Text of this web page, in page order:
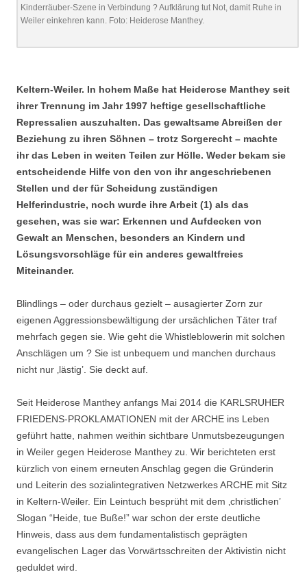
Kinderräuber-Szene in Verbindung ? Aufklärung tut Not, damit Ruhe in
Weiler einkehren kann. Foto: Heiderose Manthey.
Keltern-Weiler. In hohem Maße hat Heiderose Manthey seit
ihrer Trennung im Jahr 1997 heftige gesellschaftliche
Repressalien auszuhalten. Das gewaltsame Abreißen der
Beziehung zu ihren Söhnen – trotz Sorgerecht – machte
ihr das Leben in weiten Teilen zur Hölle. Weder bekam sie
entscheidende Hilfe von den von ihr angeschriebenen
Stellen und der für Scheidung zuständigen
Helferindustrie, noch wurde ihre Arbeit (1) als das
gesehen, was sie war: Erkennen und Aufdecken von
Gewalt an Menschen, besonders an Kindern und
Lösungsvorschläge für ein anderes gewaltfreies
Miteinander.
Blindlings – oder durchaus gezielt – ausagierter Zorn zur
eigenen Aggressionsbewältigung der ursächlichen Täter traf
mehrfach gegen sie. Wie geht die Whistleblowerin mit solchen
Anschlägen um ? Sie ist unbequem und manchen durchaus
nicht nur ‚lästig’. Sie deckt auf.
Seit Heiderose Manthey anfangs Mai 2014 die KARLSRUHER
FRIEDENS-PROKLAMATIONEN mit der ARCHE ins Leben
geführt hatte, nahmen weithin sichtbare Unmutsbezeugungen
in Weiler gegen Heiderose Manthey zu. Wir berichteten erst
kürzlich von einem erneuten Anschlag gegen die Gründerin
und Leiterin des sozialintegrativen Netzwerkes ARCHE mit Sitz
in Keltern-Weiler. Ein Leintuch besprüht mit dem ‚christlichen’
Slogan “Heide, tue Buße!” war schon der erste deutliche
Hinweis, dass aus dem fundamentalistisch geprägten
evangelischen Lager das Vorwärtsschreiten der Aktivistin nicht
geduldet wird.